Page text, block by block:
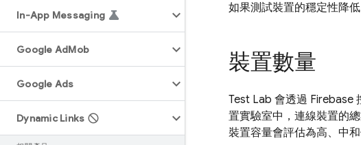
In-App Messaging
Google AdMob
Google Ads
Dynamic Links
如果測試裝置的穩定性降
裝置數量
Test Lab 會透過 Firebase
置實驗室中，連線裝置的
裝置容量會評估為高、中和